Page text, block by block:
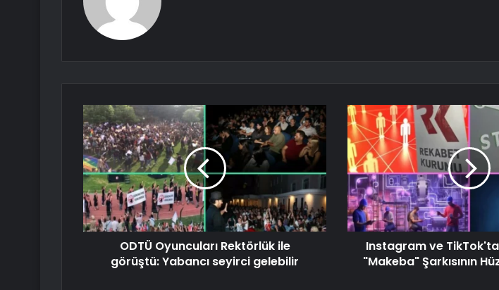
ODTÜ Oyuncuları Rektörlük ile
görüştü: Yabancı seyirci gelebilir
Instagram ve
"Makeba" Şarkısının